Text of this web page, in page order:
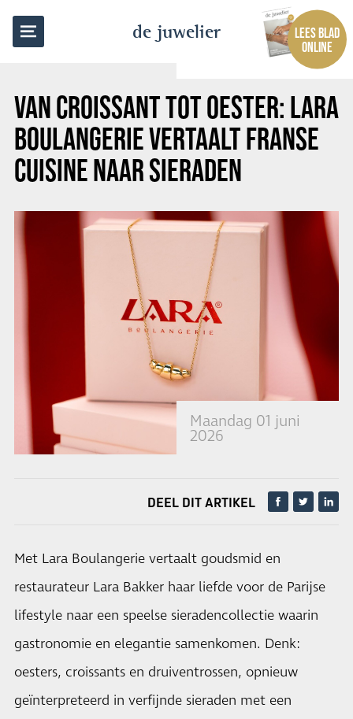
de juwelier
LEES BLAD
ONLINE
VAN CROISSANT TOT OESTER: LARA
BOULANGERIE VERTAALT FRANSE
CUISINE NAAR SIERADEN
Maandag 01 juni
2026
TERUG NAAR OVERZICHT
DEEL DIT ARTIKEL
Met Lara Boulangerie vertaalt goudsmid en
restaurateur Lara Bakker haar liefde voor de Parijse
lifestyle naar een speelse sieradencollectie waarin
gastronomie en elegantie samenkomen. Denk:
oesters, croissants en druiventrossen, opnieuw
geïnterpreteerd in verfijnde sieraden met een